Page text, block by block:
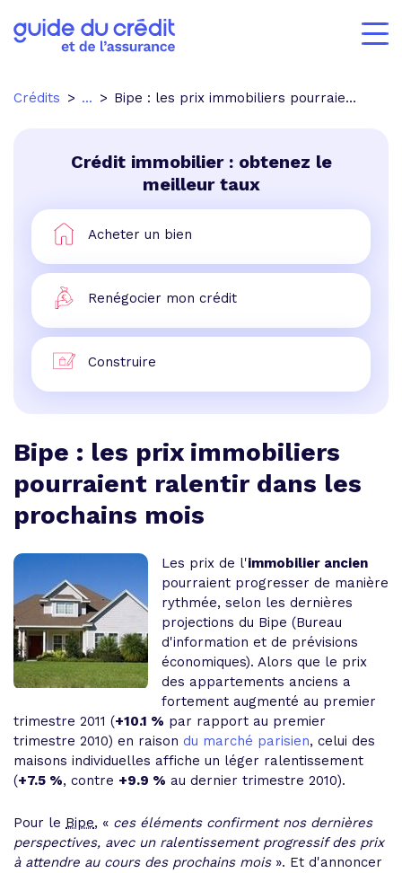
Crédits ... Bipe : les prix immobiliers pourraient ralentir dans les prochains mois
Crédit immobilier : obtenez le
meilleur taux
Acheter un bien
Renégocier mon crédit
Construire
Bipe : les prix immobiliers
pourraient ralentir dans les
prochains mois
Les prix de l'immobilier ancien
pourraient progresser de manière
rythmée, selon les dernières
projections du Bipe (Bureau
d'information et de prévisions
économiques). Alors que le prix
des appartements anciens a
fortement augmenté au premier
trimestre 2011 (+10.1 % par rapport au premier
trimestre 2010) en raison du marché parisien, celui des
maisons individuelles affiche un léger ralentissement
(+7.5 %, contre +9.9 % au dernier trimestre 2010).
Pour le Bipe, « ces éléments confirment nos dernières
perspectives, avec un ralentissement progressif des prix
à attendre au cours des prochains mois». Et d'annoncer